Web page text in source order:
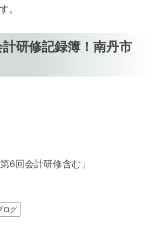
。
研修記録簿！南丹市
6回会計研修含む」
ログ